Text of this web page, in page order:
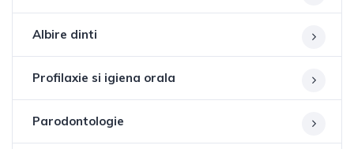
Albire dinti
Profilaxie si igiena orala
Parodontologie